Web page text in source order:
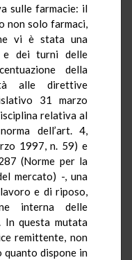
sulle farmacie: il
non solo farmaci,
vi è stata una
e dei turni delle
della
alle direttive
31 marzo
relativa al
dell’art. 4,
1997, n. 59) e
(Norme per la
mercato) -, una
e di riposo,
interna delle
In questa mutata
remittente, non
dispone in